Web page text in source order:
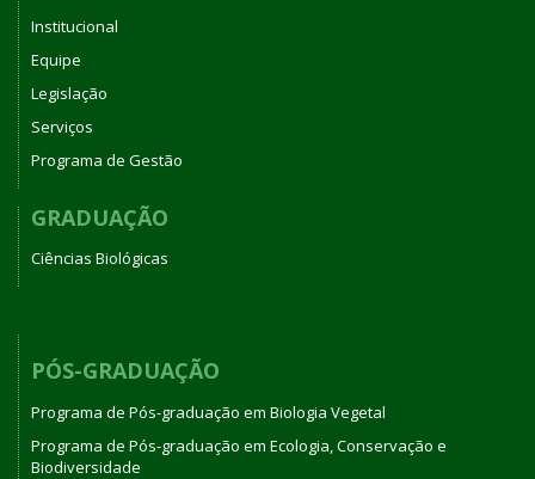
Institucional
Equipe
Legislação
Serviços
Programa de Gestão
GRADUAÇÃO
Ciências Biológicas
PÓS-GRADUAÇÃO
Programa de Pós-graduação em Biologia Vegetal
Programa de Pós-graduação em Ecologia, Conservação e
Biodiversidade